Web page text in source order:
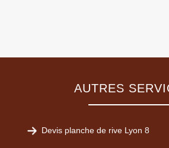
AUTRES
Devis planche de rive Lyon 8